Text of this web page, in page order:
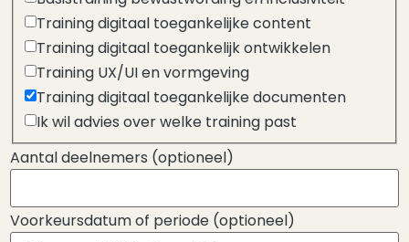
Training digitaal toegankelijke content
Training digitaal toegankelijk ontwikkelen
Training UX/UI en vormgeving
Training digitaal toegankelijke documenten
Ik wil advies over welke training past
Aantal deelnemers (optioneel)
Voorkeursdatum of periode (optioneel)